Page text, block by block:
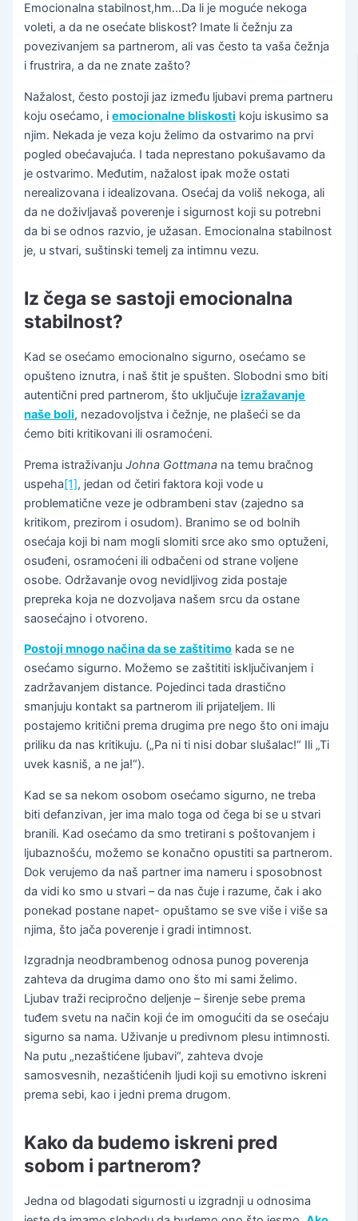
Emocionalna stabilnost,hm…Da li je moguće nekoga
voleti, a da ne osećate bliskost? Imate li čežnju za
povezivanjem sa partnerom, ali vas često ta vaša čežnja
i frustrira, a da ne znate zašto?
Nažalost, često postoji jaz između ljubavi prema partneru
koju osećamo, iemocionalne bliskosti koju iskusimo sa
njim. Nekada je veza koju želimo da ostvarimo na prvi
pogled obećavajuća. I tada neprestano pokušavamo da
je ostvarimo. Međutim, nažalost ipak može ostati
nerealizovana i idealizovana. Osećaj da voliš nekoga, ali
da ne doživljavaš poverenje i sigurnost koji su potrebni
da bi se odnos razvio, je užasan. Emocionalna stabilnost
je, u stvari, suštinski temelj za intimnu vezu.
Iz čega se sastoji emocionalna
stabilnost?
Kad se osećamo emocionalno sigurno, osećamo se
opušteno iznutra, i naš štit je spušten. Slobodni smo biti
autentični pred partnerom, što uključujeizražavanje
naše boli, nezadovoljstva i čežnje, ne plašeći se da
ćemo biti kritikovani ili osramoćeni.
Prema istraživanjuJohna Gottmana na temu bračnog
uspeha[1], jedan od četiri faktora koji vode u
problematične veze je odbrambeni stav (zajedno sa
kritikom, prezirom i osudom). Branimo se od bolnih
osećaja koji bi nam mogli slomiti srce ako smo optuženi,
osuđeni, osramoćeni ili odbačeni od strane voljene
osobe. Održavanje ovog nevidljivog zida postaje
prepreka koja ne dozvoljava našem srcu da ostane
saosećajno i otvoreno.
Postoji mnogo načina da se zaštitimo kada se ne
osećamo sigurno. Možemo se zaštititi isključivanjem i
zadržavanjem distance. Pojedinci tada drastično
smanjuju kontakt sa partnerom ili prijateljem. Ili
postajemo kritični prema drugima pre nego što oni imaju
priliku da nas kritikuju. („Pa ni ti nisi dobar slušalac!“ Ili „Ti
uvek kasniš, a ne ja!“).
Kad se sa nekom osobom osećamo sigurno, ne treba
biti defanzivan, jer ima malo toga od čega bi se u stvari
branili. Kad osećamo da smo tretirani s poštovanjem i
ljubaznošću, možemo se konačno opustiti sa partnerom.
Dok verujemo da naš partner ima nameru i sposobnost
da vidi ko smo u stvari – da nas čuje i razume, čak i ako
ponekad postane napet- opuštamo se sve više i više sa
njima, što jača poverenje i gradi intimnost.
Izgradnja neodbrambenog odnosa punog poverenja
zahteva da drugima damo ono što mi sami želimo.
Ljubav traži recipročno deljenje – širenje sebe prema
tuđem svetu na način koji će im omogućiti da se osećaju
sigurno sa nama. Uživanje u predivnom plesu intimnosti.
Na putu „nezaštićene ljubavi“, zahteva dvoje
samosvesnih, nezaštićenih ljudi koji su emotivno iskreni
prema sebi, kao i jedni prema drugom.
Kako da budemo iskreni pred
sobom i partnerom?
Jedna od blagodati sigurnosti u izgradnji u odnosima